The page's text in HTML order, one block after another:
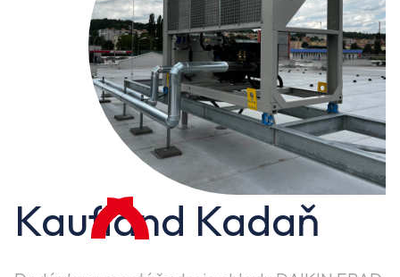
Kaufland Kadaň